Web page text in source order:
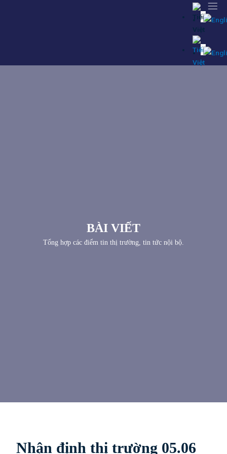
BÀI VIẾT
Tổng hợp các điểm tin thị trường, tin tức nội bộ.
Nhận định thị trường 05.06